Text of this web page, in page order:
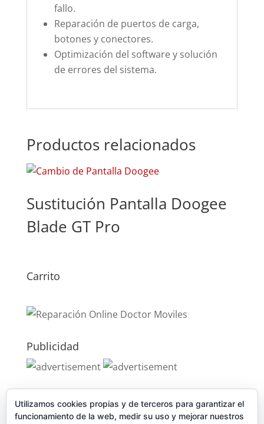
fallo.
Reparación de puertos de carga,
botones y conectores.
Optimización del software y solución
de errores del sistema.
Productos relacionados
Sustitución Pantalla Doogee
Blade GT Pro
Carrito
Publicidad
Publicidad
Utilizamos cookies propias y de terceros para garantizar el
funcionamiento de la web, medir su uso y mejorar nuestros